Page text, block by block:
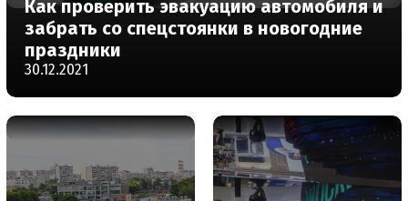
Как проверить эвакуацию автомобиля и
забрать со спецстоянки в новогодние
праздники
30.12.2021